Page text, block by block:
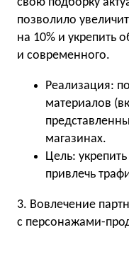
позволило
на 10% и укрепить
и современного.
Реализация:
материалов
магазинах.
Цель:
привлечь
3. Вовлечение
с персонажами-